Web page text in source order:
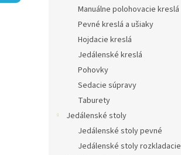
Manuálne polohovacie kreslá
Pevné kreslá a ušiaky
Hojdacie kreslá
Jedálenské kreslá
Pohovky
Sedacie súpravy
Taburety
Jedálenské stoly
Jedálenské stoly pevné
Jedálenské stoly rozkladacie